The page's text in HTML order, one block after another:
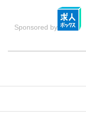
Sponsored by